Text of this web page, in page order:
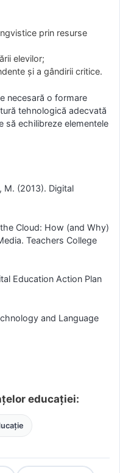
prin resurse
elevilor;
și a gândirii critice.
necesară o formare
tehnologică adecvată
să echilibreze elementele
M. (2013). Digital
Cloud: How (and Why)
Teachers College
Education Action Plan
and Language
educației: